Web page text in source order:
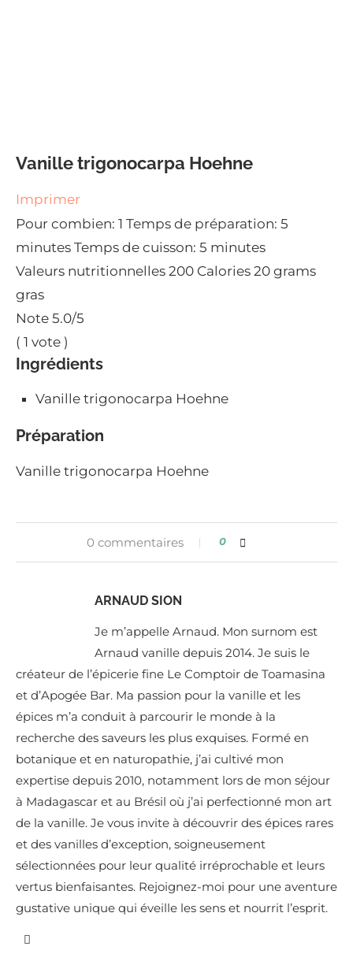
Vanille trigonocarpa Hoehne
Imprimer
Pour combien: 1 Temps de préparation: 5
minutes Temps de cuisson: 5 minutes
Valeurs nutritionnelles 200 Calories 20 grams
gras
Note 5.0/5
( 1 vote )
Ingrédients
Vanille trigonocarpa Hoehne
Préparation
Vanille trigonocarpa Hoehne
0 commentaires 0
ARNAUD SION
Je m’appelle Arnaud. Mon surnom est
Arnaud vanille depuis 2014. Je suis le
créateur de l’épicerie fine Le Comptoir de Toamasina
et d’Apogée Bar. Ma passion pour la vanille et les
épices m’a conduit à parcourir le monde à la
recherche des saveurs les plus exquises. Formé en
botanique et en naturopathie, j’ai cultivé mon
expertise depuis 2010, notamment lors de mon séjour
à Madagascar et au Brésil où j’ai perfectionné mon art
de la vanille. Je vous invite à découvrir des épices rares
et des vanilles d’exception, soigneusement
sélectionnées pour leur qualité irréprochable et leurs
vertus bienfaisantes. Rejoignez-moi pour une aventure
gustative unique qui éveille les sens et nourrit l’esprit.